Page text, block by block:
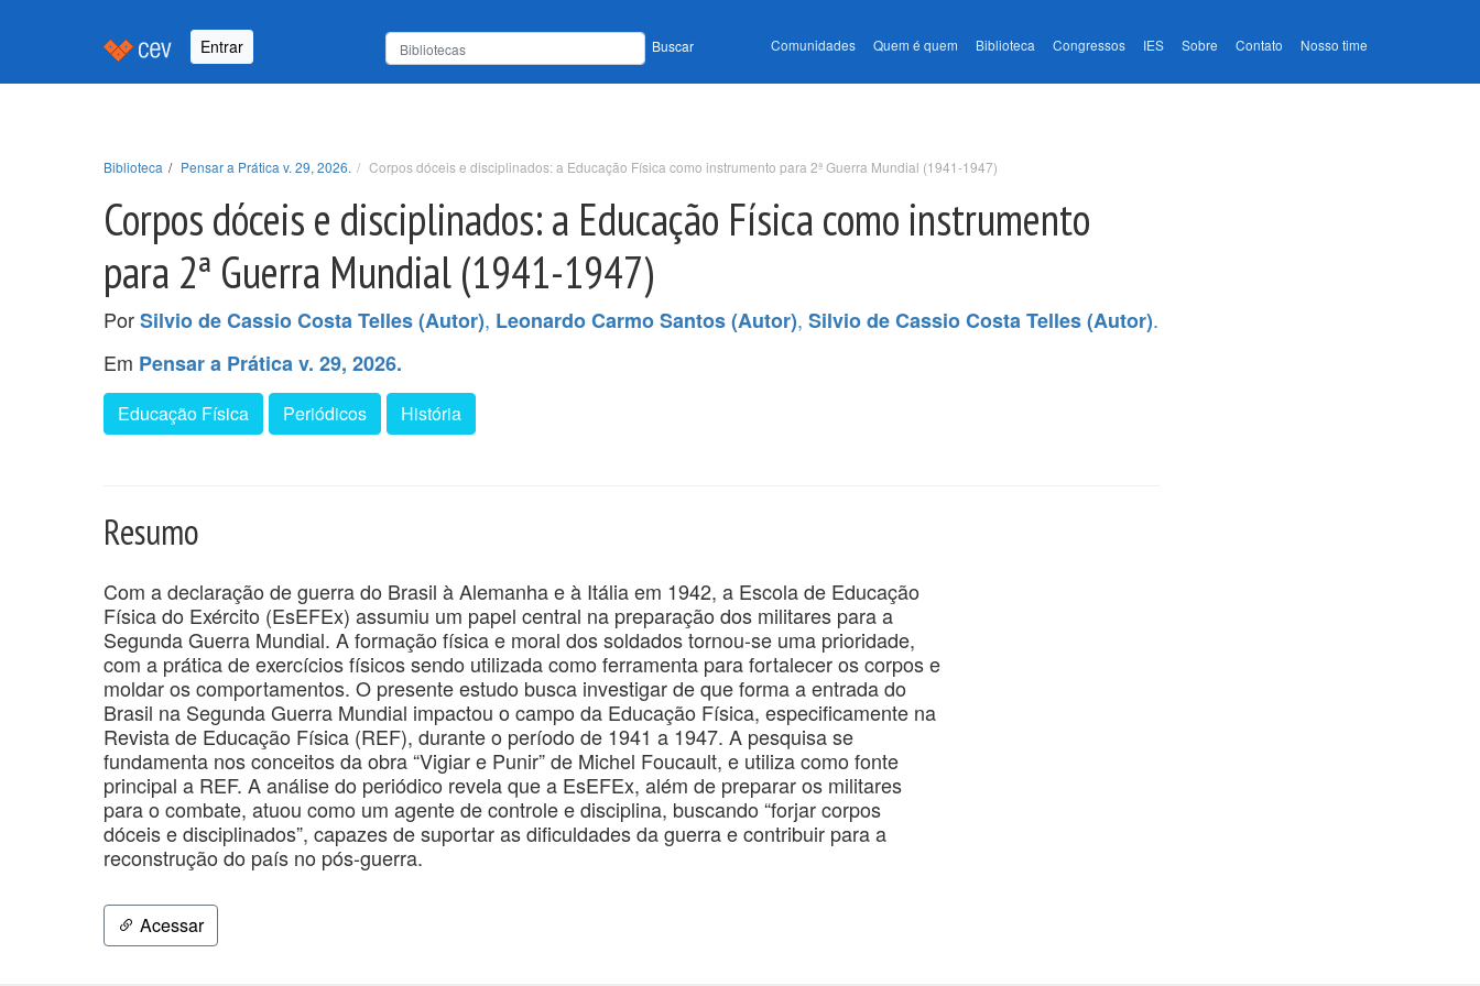
Entrar Buscar Comunidades Quem é quem Biblioteca Congressos IES Sobre Contato Nosso time
Biblioteca Pensar a Prática v. 29, 2026. Corpos dóceis e disciplinados: a Educação Física como instrumento para 2ª Guerra Mundial (1941-1947)
Corpos dóceis e disciplinados: a Educação Física como instrumento
para 2ª Guerra Mundial (1941-1947)
PorSilvio de Cassio Costa Telles (Autor), Leonardo Carmo Santos (Autor), Silvio de Cassio Costa Telles (Autor).
Em Pensar a Prática v. 29, 2026.
Educação Física Periódicos História
Resumo
Com a declaração de guerra do Brasil à Alemanha e à Itália em 1942, a Escola de Educação
Física do Exército (EsEFEx) assumiu um papel central na preparação dos militares para a
Segunda Guerra Mundial. A formação física e moral dos soldados tornou-se uma prioridade,
com a prática de exercícios físicos sendo utilizada como ferramenta para fortalecer os corpos e
moldar os comportamentos. O presente estudo busca investigar de que forma a entrada do
Brasil na Segunda Guerra Mundial impactou o campo da Educação Física, especificamente na
Revista de Educação Física (REF), durante o período de 1941 a 1947. A pesquisa se
fundamenta nos conceitos da obra “Vigiar e Punir” de Michel Foucault, e utiliza como fonte
principal a REF. A análise do periódico revela que a EsEFEx, além de preparar os militares
para o combate, atuou como um agente de controle e disciplina, buscando “forjar corpos
dóceis e disciplinados”, capazes de suportar as dificuldades da guerra e contribuir para a
reconstrução do país no pós-guerra.
Acessar